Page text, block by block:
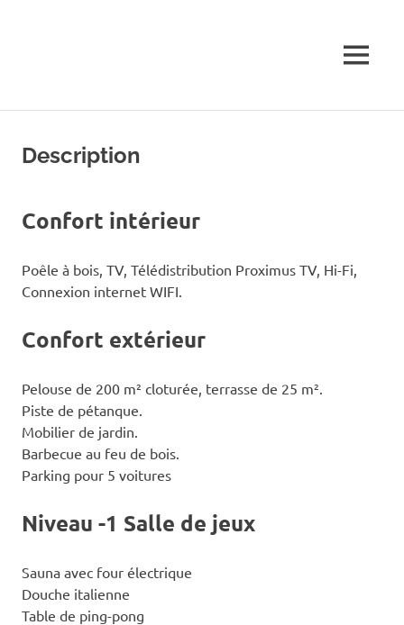
Bruyères
MENU
Description
Confort intérieur
Poêle à bois, TV, Télédistribution Proximus TV, Hi-Fi,
Connexion internet WIFI.
Confort extérieur
Pelouse de 200 m² cloturée, terrasse de 25 m².
Piste de pétanque.
Mobilier de jardin.
Barbecue au feu de bois.
Parking pour 5 voitures
Niveau -1 Salle de jeux
Sauna avec four électrique
Douche italienne
Table de ping-pong